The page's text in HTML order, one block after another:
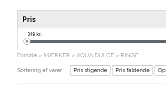
Pris
349kr.
Forside» MÆRKER » AQUA DULCE» RINGE
Sortering af varer Pris stigende Pris faldende